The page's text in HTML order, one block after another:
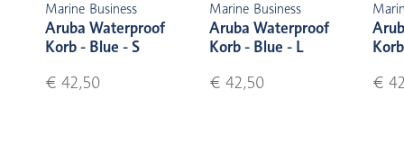
Marine Business
Aruba Waterproof
Korb - Blue - S
€ 42,50
Marine Business
Aruba Waterproof
Korb - Blue - L
€ 42,50
€